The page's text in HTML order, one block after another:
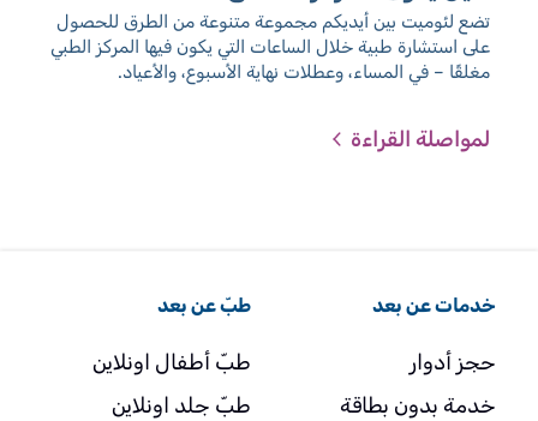
تضع لئوميت بين أيديكم مجموعة متنوعة من الطرق للحصول
على استشارة طبية خلال الساعات التي يكون فيها المركز الطبي
مغلقًا – في المساء، وعطلات نهاية الأسبوع، والأعياد.
لمواصلة القراءة
خدمات عن بعد
حجز أدوار
خدمة بدون بطاقة
طبّ عن بعد
طبّ أطفال اونلاين
طبّ جلد اونلاين